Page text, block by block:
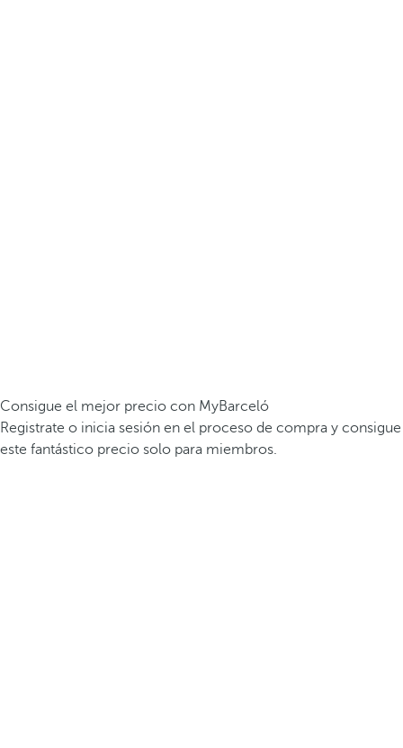
Consigue el mejor precio con MyBarceló
Registrate o inicia sesión en el proceso de compra y consigue
este fantástico precio solo para miembros.